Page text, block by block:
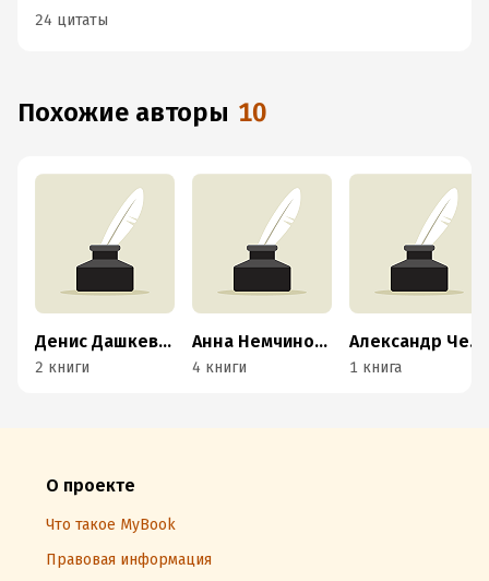
24 цитаты
Похожие авторы 10
Денис Дашкевич
2 книги
Анна Немчинова
4 книги
Александр Черкашов
1 книга
О проекте
Что такое MyBook
Правовая информация